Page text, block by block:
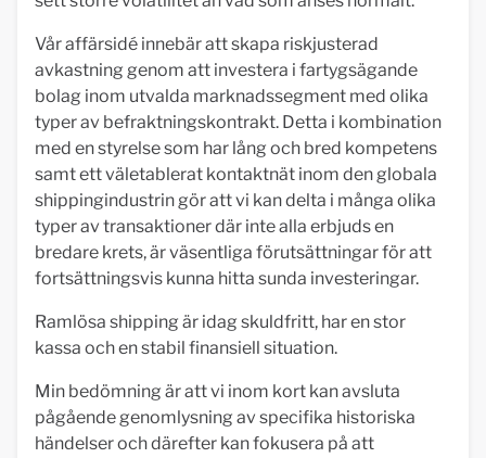
Vår affärsidé innebär att skapa riskjusterad
avkastning genom att investera i fartygsägande
bolag inom utvalda marknadssegment med olika
typer av befraktningskontrakt. Detta i kombination
med en styrelse som har lång och bred kompetens
samt ett väletablerat kontaktnät inom den globala
shippingindustrin gör att vi kan delta i många olika
typer av transaktioner där inte alla erbjuds en
bredare krets, är väsentliga förutsättningar för att
fortsättningsvis kunna hitta sunda investeringar.
Ramlösa shipping är idag skuldfritt, har en stor
kassa och en stabil finansiell situation.
Min bedömning är att vi inom kort kan avsluta
pågående genomlysning av specifika historiska
händelser och därefter kan fokusera på att